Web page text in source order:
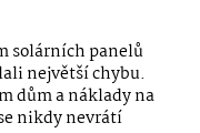
solárních panelů
největší chybu.
dům a náklady na
nikdy nevrátí